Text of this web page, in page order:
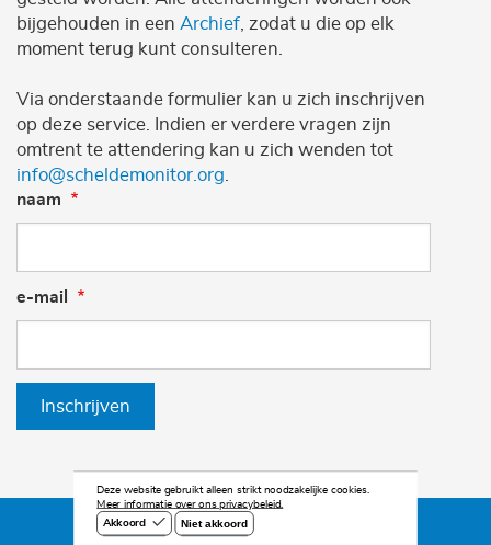
bijgehouden in een Archief , zodat u die op elk
moment terug kunt consulteren.
Via onderstaande formulier kan u zich inschrijven
op deze service. Indien er verdere vragen zijn
omtrent te attendering kan u zich wenden tot
info@scheldemonitor.org
naam
e-mail
Inschrijven
©2026 Scheldemonitor
Deze website gebruikt alleen strikt noodzakelijke cookies.
Meer informatie over ons privacybeleid.
Akkoord
Niet akkoord